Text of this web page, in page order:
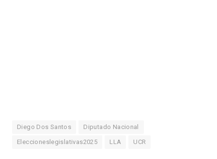
Diego Dos Santos Diputado Nacional
Eleccioneslegislativas2025 LLA UCR